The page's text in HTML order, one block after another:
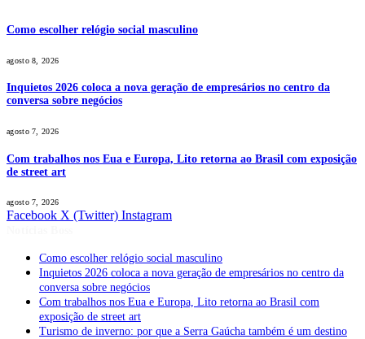
Como escolher relógio social masculino
agosto 8, 2026
Inquietos 2026 coloca a nova geração de empresários no centro da
conversa sobre negócios
agosto 7, 2026
Com trabalhos nos Eua e Europa, Lito retorna ao Brasil com exposição
de street art
agosto 7, 2026
Facebook X (Twitter) Instagram
Como escolher relógio social masculino
Inquietos 2026 coloca a nova geração de empresários no centro da
conversa sobre negócios
Com trabalhos nos Eua e Europa, Lito retorna ao Brasil com
exposição de street art
Turismo de inverno: por que a Serra Gaúcha também é um destino